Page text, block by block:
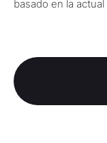
basado en la